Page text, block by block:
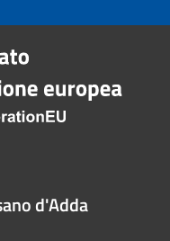
d'Adda